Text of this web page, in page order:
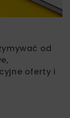
od
oferty i